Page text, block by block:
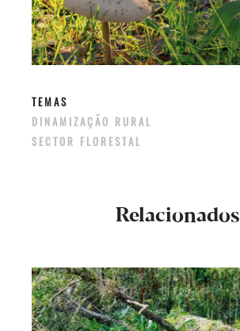
TEMAS
DINAMIZAÇÃO RURAL
SECTOR FLORESTAL
Relacionados